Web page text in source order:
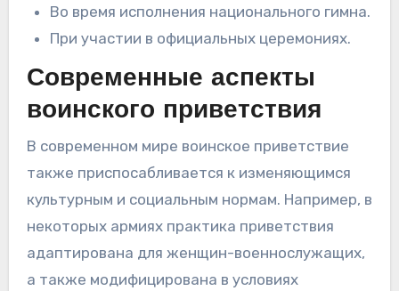
Во время исполнения национального гимна.
При участии в официальных церемониях.
Современные аспекты
воинского приветствия
В современном мире воинское приветствие
также приспосабливается к изменяющимся
культурным и социальным нормам. Например, в
некоторых армиях практика приветствия
адаптирована для женщин-военнослужащих,
а также модифицирована в условиях